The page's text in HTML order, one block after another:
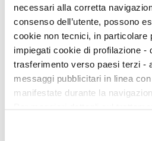
necessari alla corretta
consenso dell’utente, possono
cookie non tecnici, in particolare
impiegati cookie di profilazione -
trasferimento verso paesi terzi -
messaggi pubblicitari in linea
manifestate durante la
scelte privacy sui cookie, ti
di romanzi, sceneggiature di
Damasco. Tra i suoi titoli,
Bompiani,L’elogio dell’odio
coltelli nelle cucine di questa
della Naguib Mahfouz Medal
nel 2013 e finalista
Arabic Fiction nel 2014, e